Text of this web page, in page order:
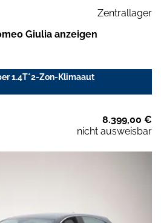
Zentrallager
Giulia anzeigen
1.4T*2-Zon-Klimaaut
8.399,00 €
nicht ausweisbar